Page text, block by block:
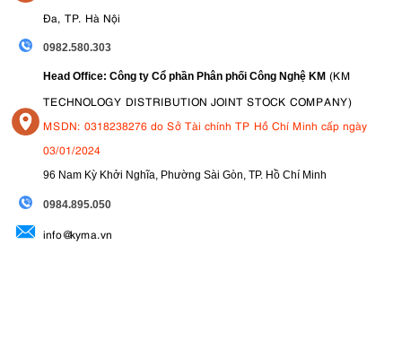
4. Nikon Z6 III dành cho ai?
Nikon Z6 III lý tưởng cho những người đam mê, người sáng tạo kết
hợp và nhiếp ảnh gia chuyên nghiệp cần lấy nét tự động mới nhất,
Đa, TP. Hà Nội
0982.580.303
Head Office: Công ty Cổ phần Phân phối Công Nghệ KM (KM
TECHNOLOGY DISTRIBUTION JOINT STOCK COMPANY)
MSDN: 0318238276 do Sở Tài chính TP Hồ Chí Minh cấp ngày
03/01/2024
96 Nam Kỳ Khởi Nghĩa, Phường Sài Gòn, TP. Hồ Chí Minh
0984.895.050
info@kyma.vn